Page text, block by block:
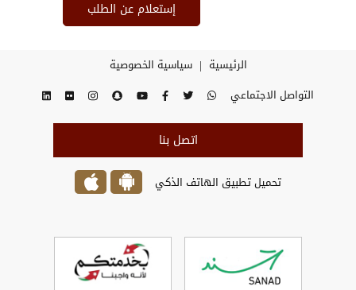
الرئيسية | سياسية الخصوصية
التواصل الاجتماعي
اتصل بنا
تحميل تطبيق الهاتف الذكي